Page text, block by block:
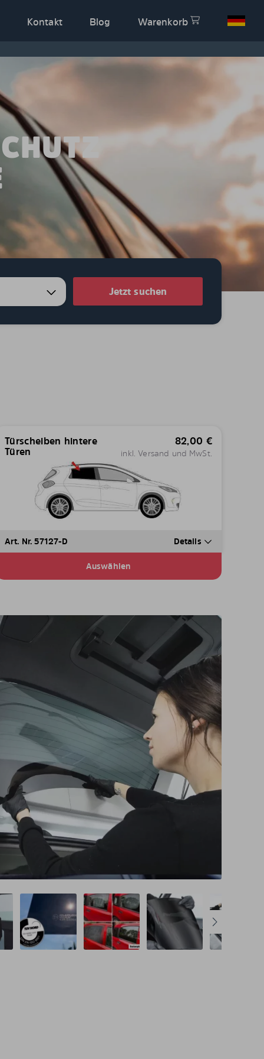
Kontakt Blog Warenkorb
Jetzt suchen
Türscheiben hintere
Türen
82,00 €
inkl. Versand und MwSt.
Art. Nr. 57127-D Details
Auswählen